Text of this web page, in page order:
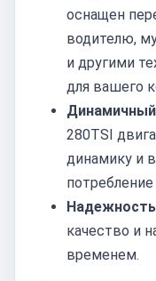
оснащен
водителю,
и другими
для вашего
280TSI
динамику и
качество и
временем.